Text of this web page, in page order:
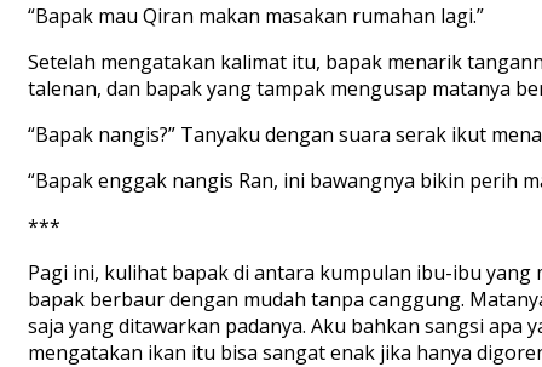
“Bapak mau Qiran makan masakan rumahan lagi.”
Setelah mengatakan kalimat itu, bapak menarik
talenan, dan bapak yang tampak mengusap matanya
“Bapak nangis?” Tanyaku dengan suara serak ikut
“Bapak enggak nangis Ran, ini bawangnya bikin perih
***
Pagi ini, kulihat bapak di antara kumpulan ibu-ibu
bapak berbaur dengan mudah tanpa canggung.
saja yang ditawarkan padanya. Aku bahkan sangsi
mengatakan ikan itu bisa sangat enak jika hanya